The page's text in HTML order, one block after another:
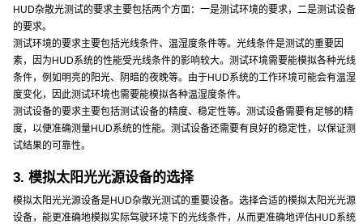
HUD杂散光测试的要求主要包括两个方面：一是测试环境的要求，二是测试设备
的要求。
测试环境的要求主要包括光线条件、温湿度条件等。光线条件是测试的重要因
素，因为HUD系统的性能受光线条件的影响较大。测试环境需要能模拟各种光线
条件，例如明亮的阳光、阴暗的夜晚等。由于HUD系统的工作环境可能会有温湿
度变化，因此测试环境也需要能模拟各种温湿度条件。
测试设备的要求主要包括测试设备的精度、稳定性等。测试设备需要有足够的精
度，以便准确测量HUD系统的性能。测试设备还需要有良好的稳定性，以保证测
试结果的可靠性。
3. 模拟太阳光光源设备的选择
模拟太阳光光源设备是HUD杂散光测试的重要设备。选择合适的模拟太阳光光源
设备，能更准确地模拟实际驾驶环境下的光线条件，从而更准确地评估HUD系统